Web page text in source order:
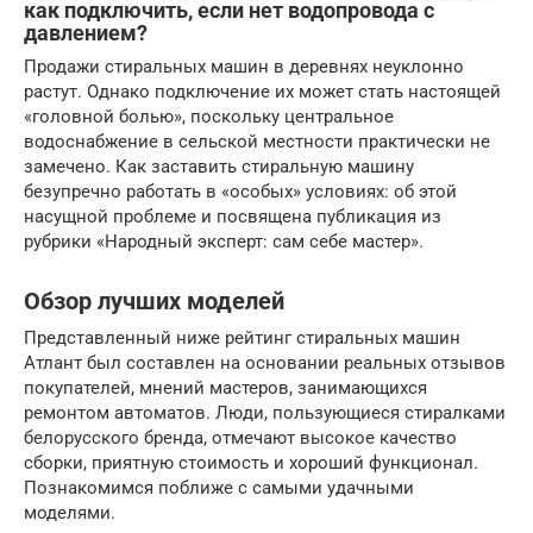
как подключить, если нет водопровода с
давлением?
Продажи стиральных машин в деревнях неуклонно
растут. Однако подключение их может стать настоящей
«головной болью», поскольку центральное
водоснабжение в сельской местности практически не
замечено. Как заставить стиральную машину
безупречно работать в «особых» условиях: об этой
насущной проблеме и посвящена публикация из
рубрики «Народный эксперт: сам себе мастер».
Обзор лучших моделей
Представленный ниже рейтинг стиральных машин
Атлант был составлен на основании реальных отзывов
покупателей, мнений мастеров, занимающихся
ремонтом автоматов. Люди, пользующиеся стиралками
белорусского бренда, отмечают высокое качество
сборки, приятную стоимость и хороший функционал.
Познакомимся поближе с самыми удачными
моделями.